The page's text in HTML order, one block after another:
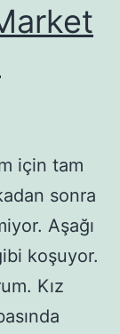
için tam
sonra
Aşağı
koşuyor.
Kız